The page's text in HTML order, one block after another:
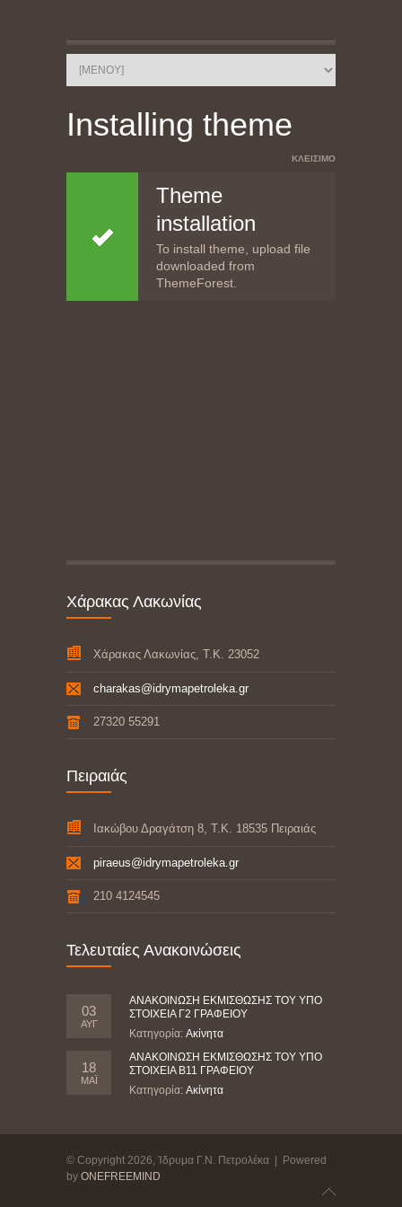
Installing theme
ΚΛΕΊΣΙΜΟ
Theme
installation
To install theme, upload file
downloaded from
ThemeForest.
Χάρακας Λακωνίας
Χάρακας Λακωνίας, Τ.Κ. 23052
charakas@idrymapetroleka.gr
27320 55291
Πειραιάς
Ιακώβου Δραγάτση 8, Τ.Κ. 18535 Πειραιάς
piraeus@idrymapetroleka.gr
210 4124545
Τελευταίες Ανακοινώσεις
03
ΑΥΓ
ΑΝΑΚΟΙΝΩΣΗ ΕΚΜΙΣΘΩΣΗΣ ΤΟΥ ΥΠΟ
ΣΤΟΙΧΕΙΑ Γ2 ΓΡΑΦΕΙΟΥ
Κατηγορία: Ακίνητα
18
ΜΆΙ
ΑΝΑΚΟΙΝΩΣΗ ΕΚΜΙΣΘΩΣΗΣ ΤΟΥ ΥΠΟ
ΣΤΟΙΧΕΙΑ Β11 ΓΡΑΦΕΙΟΥ
Κατηγορία: Ακίνητα
© Copyright 2026, Ίδρυμα Γ.Ν. Πετρολέκα | Powered
by ONEFREEMIND